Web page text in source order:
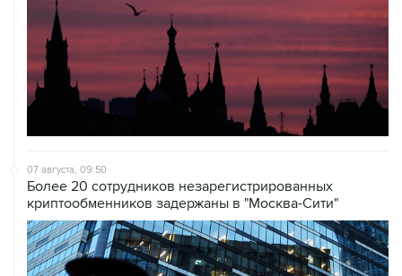
07 августа, 09:50
Более 20 сотрудников незарегистрированных
криптообменников задержаны в "Москва-Сити"